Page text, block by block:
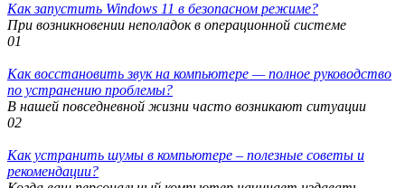
Как запустить Windows 11 в безопасном режиме?
При возникновении неполадок в операционной системе
01
Как восстановить звук на компьютере — полное руководство
по устранению проблемы?
В нашей повседневной жизни часто возникают ситуации
02
Как устранить шумы в компьютере – полезные советы и
рекомендации?